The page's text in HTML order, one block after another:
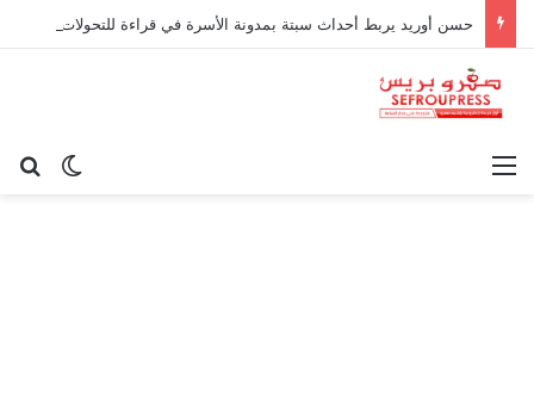
الوضع القائمة